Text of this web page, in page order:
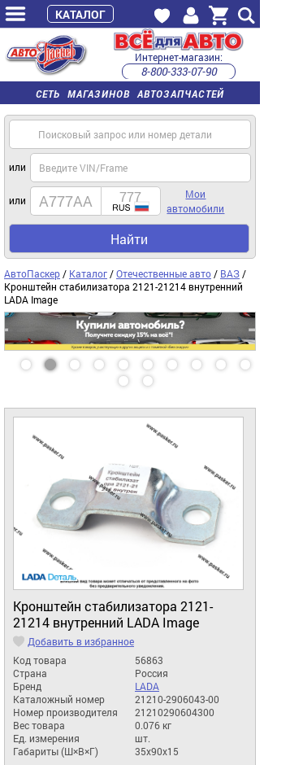
СЕТЬ МАГАЗИНОВ АВТОЗАПЧАСТЕЙ
Интернет-магазин:
8-800-333-07-90
часы работы с 9:00 до 22:00 (пн-пт)
или
или
Мои
автомобили
Найти
АвтоПаскер / Каталог /Отечественные авто / ВАЗ /
Кронштейн стабилизатора 2121-21214 внутренний
LADA Image
Кронштейн стабилизатора 2121-
21214 внутренний LADA Image
Добавить в избранное
Код товара
56863
Страна
Россия
Бренд
LADA
Каталожный номер
21210-2906043-00
Номер производителя
21210290604300
Вес товара
0.076 кг
Ед. измерения
шт.
Габариты (Ш×В×Г)
35x90x15
КАТАЛОГ